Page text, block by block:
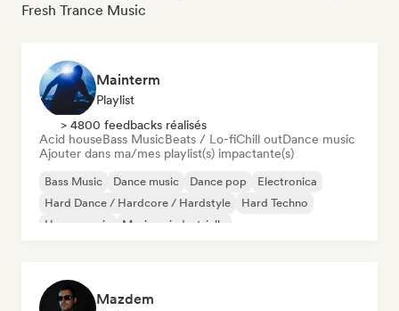
Fresh Trance Music
Mainterm
Playlist
> 4800 feedbacks réalisés
Acid houseBass MusicBeats / Lo-fiChill outDance music
Ajouter dans ma/mes playlist(s) impactante(s)
Bass Music Dance music Dance pop
Electronica
Hard Dance / Hardcore / Hardstyle
Hard Techno
House music
Musique industrielle
Mazdem